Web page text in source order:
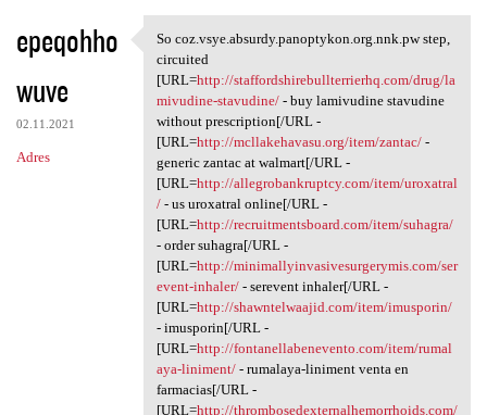
epeqohho
wuve
02.11.2021
Adres
So coz.vsye.absurdy
So coz.vsye.absurdy.panoptykon.org.nnk.pw step,
circuited
[URL=http://staffordshirebullterrierhq.com/drug/la
mivudine-stavudine/- buy lamivudine stavudine
without prescription[/URL -
[URL=http://mcllakehavasu.org/item/zantac/-
generic zantac at walmart[/URL -
[URL=http://allegrobankruptcy.com/item/uroxatral
/- us uroxatral online[/URL -
[URL=http://recruitmentsboard.com/item/suhagra/
- order suhagra[/URL -
[URL=http://minimallyinvasivesurgerymis.com/ser
event-inhaler/- serevent inhaler[/URL -
[URL=http://shawntelwaajid.com/item/imusporin/
- imusporin[/URL -
[URL=http://fontanellabenevento.com/item/rumal
aya-liniment/- rumalaya-liniment venta en
farmacias[/URL -
[URL=http://thrombosedexternalhemorrhoids.com/